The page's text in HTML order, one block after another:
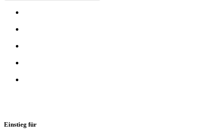
Einstieg für